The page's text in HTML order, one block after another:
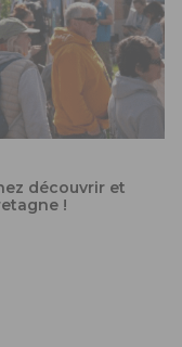
découvrir et
!